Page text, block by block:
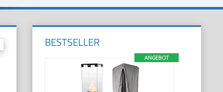
BESTSELLER
ANGEBOT